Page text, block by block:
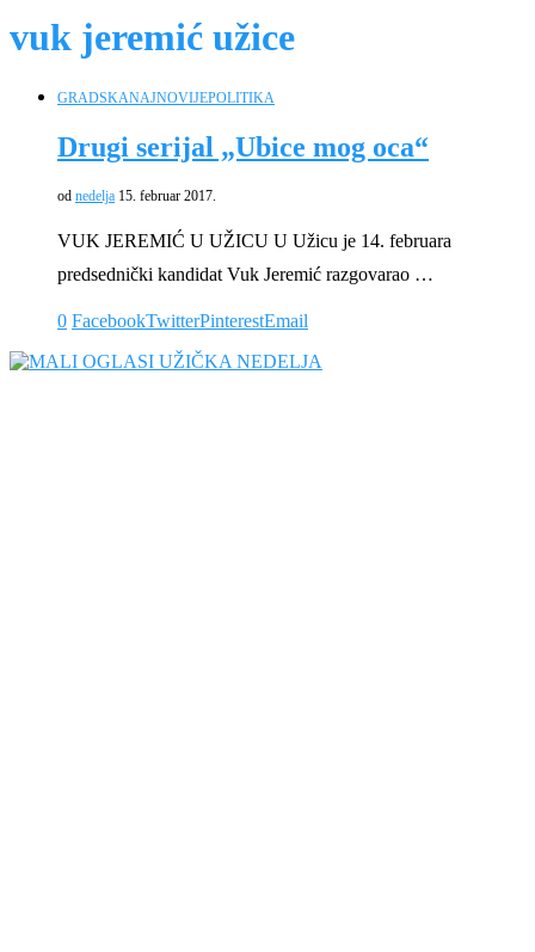
vuk jeremić užice
GRADSKANAJNOVIJEPOLITIKA
Drugi serijal „Ubice mog oca“
od nedelja 15. februar 2017.
VUK JEREMIĆ U UŽICU U Užicu je 14. februara
predsednički kandidat Vuk Jeremić razgovarao …
0 FacebookTwitterPinterestEmail